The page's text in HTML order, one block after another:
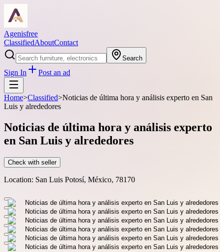
Agenisfree
ClassifiedAboutContact
Search
Sign In Post an ad
Home>Classified>Noticias de última hora y análisis experto en San
Luis y alrededores
Noticias de última hora y análisis experto
en San Luis y alrededores
Check with seller
Location: San Luis Potosí, México, 78170